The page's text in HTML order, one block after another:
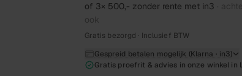
of 3× 500,- zonder rente met in3 ·
ook
Gratis bezorgd · Inclusief BTW
Gespreid betalen mogelijk (Klarna · in3)
Gratis proefrit & advies in onze winkel in